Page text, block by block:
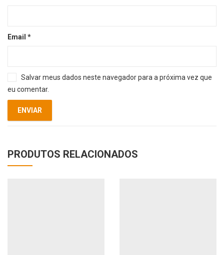
Email *
Salvar meus dados neste navegador para a próxima vez que
eu comentar.
PRODUTOS RELACIONADOS